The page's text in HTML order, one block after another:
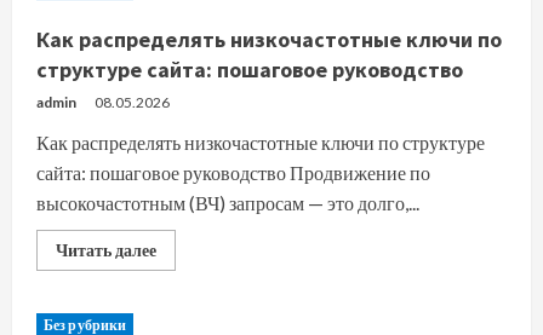
Как распределять низкочастотные ключи по
структуре сайта: пошаговое руководство
admin 08.05.2026
Как распределять низкочастотные ключи по структуре
сайта: пошаговое руководство Продвижение по
высокочастотным (ВЧ) запросам — это долго,...
Читать далееПрочитать
больше
Без рубрики